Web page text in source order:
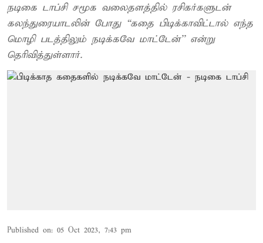
நடிகை டாப்சி சமூக வலைதளத்தில் ரசிகர்களுடன்
கலந்துரையாடலின் போது “கதை பிடிக்காவிட்டால் எந்த
மொழி படத்திலும் நடிக்கவே மாட்டேன்'' என்று
தெரிவித்துள்ளார்.
Published on: 05 Oct 2023, 7:43 pm